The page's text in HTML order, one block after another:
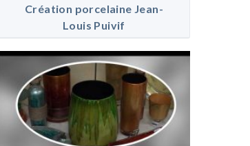
Création porcelaine Jean-
Louis Puivif